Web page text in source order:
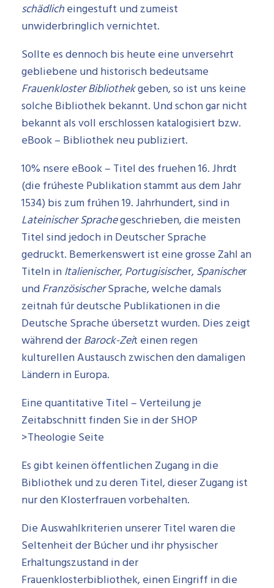
schädlicheingestuft und zumeist
unwiderbringlich vernichtet.
Sollte es dennoch bis heute eine unversehrt
gebliebene und historisch bedeutsame
Frauenkloster Bibliothekgeben, so ist uns keine
solche Bibliothek bekannt. Und schon gar nicht
bekannt als voll erschlossen katalogisiert bzw.
eBook – Bibliothek neu publiziert.
10% nsere eBook – Titel des fruehen 16. Jhrdt
(die frúheste Publikation stammt aus dem Jahr
1534) bis zum frúhen 19. Jahrhundert, sind in
Lateinischer Sprachegeschrieben, die meisten
Titel sind jedoch in Deutscher Sprache
gedruckt. Bemerkenswert ist eine grosse Zahl an
Titeln in Italienischer, Portugisischer, Spanischer
und FranzösischerSprache, welche damals
zeitnah fúr deutsche Publikationen in die
Deutsche Sprache úbersetzt wurden. Dies zeigt
während derBarock-Zeit einen regen
kulturellen Austausch zwischen den damaligen
Ländern in Europa.
Eine quantitative Titel – Verteilung je
Zeitabschnitt finden Sie in der SHOP
>Theologie Seite
Es gibt keinen öffentlichen Zugang in die
Bibliothek und zu deren Titel, dieser Zugang ist
nur den Klosterfrauen vorbehalten.
Die Auswahlkriterien unserer Titel waren die
Seltenheit der Búcher und ihr physischer
Erhaltungszustand in der
Frauenklosterbibliothek, einen Eingriff in die